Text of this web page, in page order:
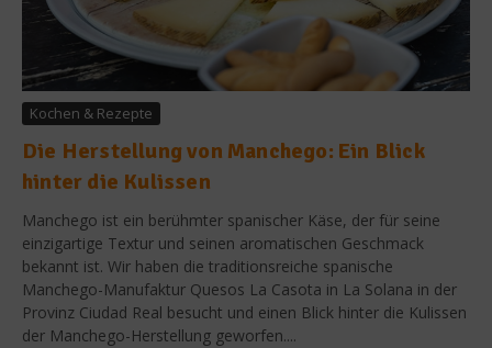
Kochen & Rezepte
Die Herstellung von Manchego: Ein Blick
hinter die Kulissen
Manchego ist ein berühmter spanischer Käse, der für seine
einzigartige Textur und seinen aromatischen Geschmack
bekannt ist. Wir haben die traditionsreiche spanische
Manchego-Manufaktur Quesos La Casota in La Solana in der
Provinz Ciudad Real besucht und einen Blick hinter die Kulissen
der Manchego-Herstellung geworfen....